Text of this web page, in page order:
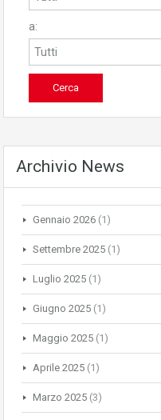
a:
Archivio News
Gennaio 2026 (1)
Settembre 2025 (1)
Luglio 2025 (1)
Giugno 2025 (1)
Maggio 2025 (1)
Aprile 2025 (1)
Marzo 2025 (3)